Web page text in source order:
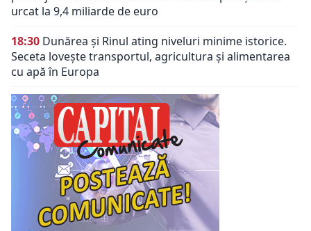
urcat la 9,4 miliarde de euro
18:30 Dunărea și Rinul ating niveluri minime istorice.
Seceta lovește transportul, agricultura și alimentarea
cu apă în Europa